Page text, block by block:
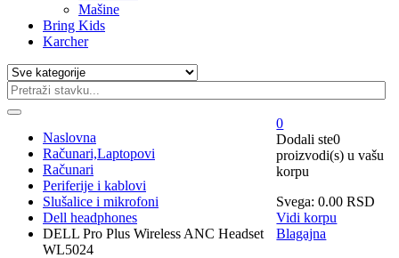
Mašine
Bring Kids
Karcher
0
Dodali ste0
proizvodi(s) u vašu
korpu
Svega: 0.00RSD
Vidi korpu
Blagajna
Naslovna
Računari,Laptopovi
Računari
Periferije i kablovi
Slušalice i mikrofoni
Dell headphones
DELL Pro Plus Wireless ANC Headset
WL5024